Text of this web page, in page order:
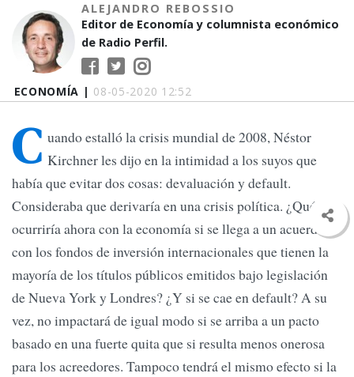
ECONOMÍA | 08-05-2020 12:52
ALEJANDRO REBOSSIO
Editor de Economía y columnista económico
de Radio Perfil.
C uando estalló la crisis mundial de 2008, Néstor
Kirchner les dijo en la intimidad a los suyos que
había que evitar dos cosas: devaluación y default.
Consideraba que derivaría en una crisis política. ¿Qué
ocurriría ahora con la economía si se llega a un acuerdo
con los fondos de inversión internacionales que tienen la
mayoría de los títulos públicos emitidos bajo legislación
de Nueva York y Londres? ¿Y si se cae en default? A su
vez, no impactará de igual modo si se arriba a un pacto
basado en una fuerte quita que si resulta menos onerosa
para los acreedores. Tampoco tendrá el mismo efecto si la